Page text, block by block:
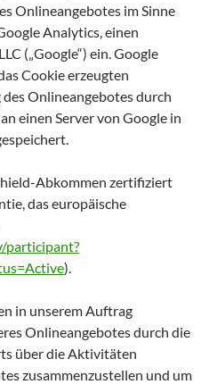
Onlineangebotes im Sinne
Analytics, einen
(„Google“) ein. Google
Cookie erzeugten
Onlineangebotes durch
einen Server von Google in
Abkommen zertifiziert
das europäische
participant?
).
in unserem Auftrag
Onlineangebotes durch die
über die Aktivitäten
zusammenzustellen und um